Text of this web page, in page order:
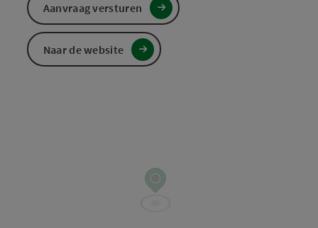
Aanvraag versturen
Naar de website